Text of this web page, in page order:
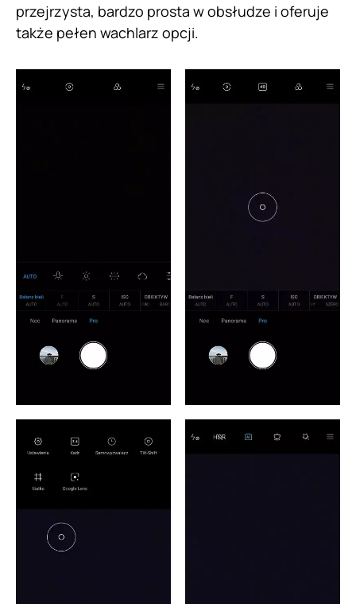
przejrzysta, bardzo prosta w obsłudze i oferuje
także pełen wachlarz opcji.